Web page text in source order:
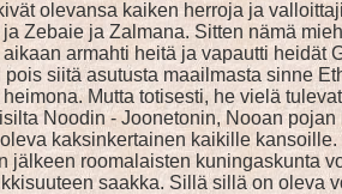
olevansa kaiken herroja ja
Zebaie ja Zalmana. Sitten nämä
armahti heitä ja vapautti
siitä asutusta maailmasta sinne
Mutta totisesti, he vielä
Noodin - Joonetonin, Nooan
kaksinkertainen kaikille
jälkeen roomalaisten
saakka. Sillä sillä on oleva